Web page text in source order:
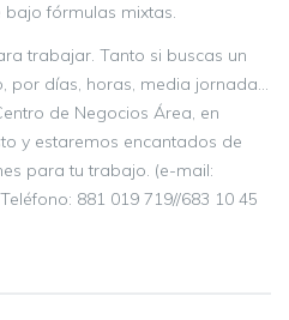
bajo fórmulas mixtas.
trabajar. Tanto si buscas un
por días, horas, media jornada…
de Negocios Área, en
y estaremos encantados de
para tu trabajo. (e-mail:
Teléfono: 881 019 719//683 10 45